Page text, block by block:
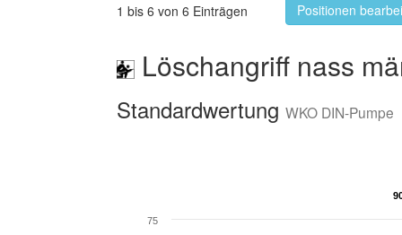
1 bis 6 von 6 Einträgen Positionen
Löschangriff nass
Standardwertung WKO DIN-Pumpe
75